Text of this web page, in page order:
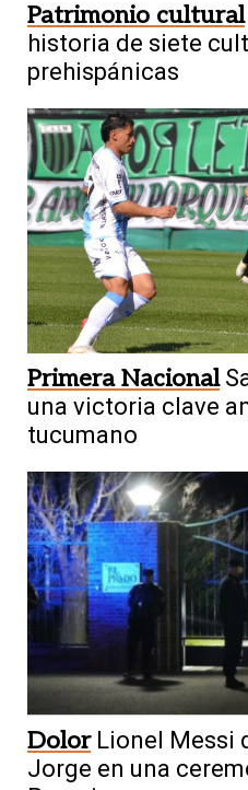
Patrimonio cultural
historia de siete
prehispánicas
Primera Nacional
una victoria clave
tucumano
Dolor Lionel Messi
Jorge en una